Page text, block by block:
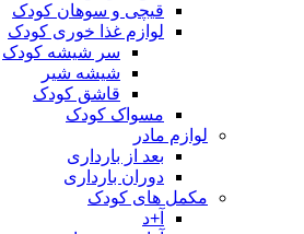
قیچی و سوهان کودک
لوازم غذا خوری کودک
سر شیشه کودک
شیشه شیر
قاشق کودک
مسواک کودک
لوازم مادر
بعد از بارداری
دوران بارداری
مکمل های کودک
آ+د